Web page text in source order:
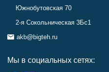
Южнобутовская 70
2-я Сокольническая 3Бс1
akb@bigteh.ru
Мы в социальных сетях: